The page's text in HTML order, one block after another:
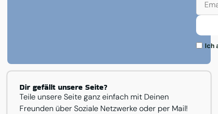
Ich
Dir gefällt unsere Seite?
Teile unsere Seite ganz einfach mit Deinen
Freunden über Soziale Netzwerke oder per Mail!